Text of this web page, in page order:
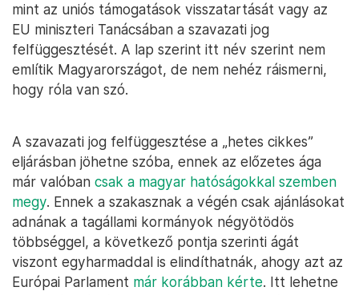
mint az uniós támogatások visszatartását vagy az
EU miniszteri Tanácsában a szavazati jog
felfüggesztését. A lap szerint itt név szerint nem
említik Magyarországot, de nem nehéz ráismerni,
hogy róla van szó.
A szavazati jog felfüggesztése a „hetes cikkes”
eljárásban jöhetne szóba, ennek az előzetes ága
már valóban csak a magyar hatóságokkal szemben
megy. Ennek a szakasznak a végén csak ajánlásokat
adnának a tagállami kormányok négyötödös
többséggel, a következő pontja szerinti ágát
viszont egyharmaddal is elindíthatnák, ahogy azt az
Európai Parlament már korábban kérte. Itt lehetne